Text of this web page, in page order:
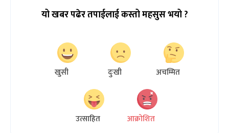
यो खबर पढेर तपाईलाई कस्तो महसुस भयो ?
खुसी दुःखी अचम्मित
उत्साहित आक्रोशित